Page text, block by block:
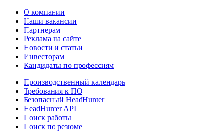
О компании
Наши вакансии
Партнерам
Реклама на сайте
Новости и статьи
Инвесторам
Кандидаты по профессиям
Производственный календарь
Требования к ПО
Безопасный HeadHunter
HeadHunter API
Поиск работы
Поиск по резюме